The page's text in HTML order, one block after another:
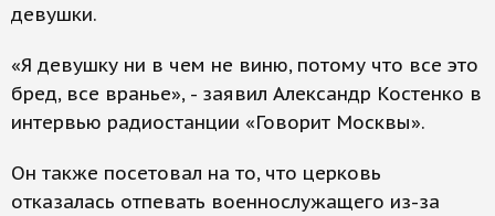
девушки.
«Я девушку ни в чем не виню, потому что все это
бред, все вранье», - заявил Александр Костенко в
интервью радиостанции «Говорит Москвы».
Он также посетовал на то, что церковь
отказалась отпевать военнослужащего из-за